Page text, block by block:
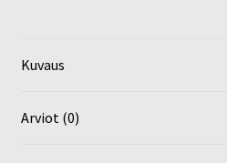
Kuvaus
Arviot (0)